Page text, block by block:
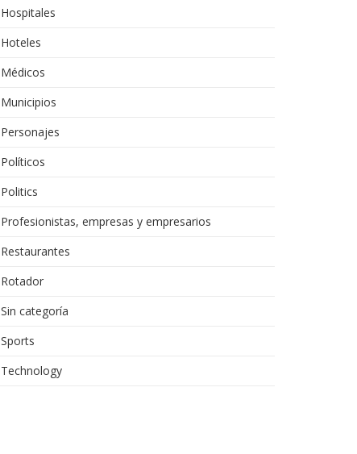
Hospitales
Hoteles
Médicos
Municipios
Personajes
Políticos
Politics
Profesionistas, empresas y empresarios
Restaurantes
Rotador
Sin categoría
Sports
Technology